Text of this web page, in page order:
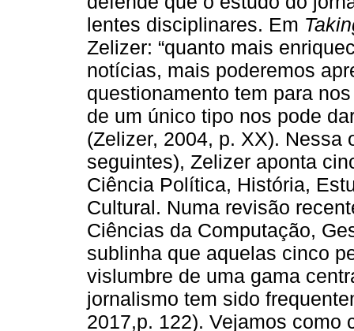
lentes disciplinares. Em
Zelizer: “quanto mais
notícias, mais poderemos
questionamento tem para
de um único tipo nos pode
(Zelizer, 2004, p. XX). Nessa
seguintes), Zelizer aponta
Ciência Política, História,
Cultural. Numa revisão
Ciências da Computação,
sublinha que aquelas cinco
vislumbre de uma gama
jornalismo tem sido
2017,p. 122). Vejamos como